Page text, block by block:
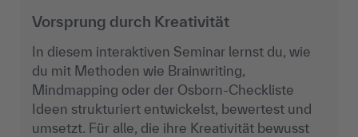
Vorsprung durch Kreativität
In diesem interaktiven Seminar lernst du, wie
du mit Methoden wie Brainwriting,
Mindmapping oder der Osborn-Checkliste
Ideen strukturiert entwickelst, bewertest und
umsetzt. Für alle, die ihre Kreativität bewusst